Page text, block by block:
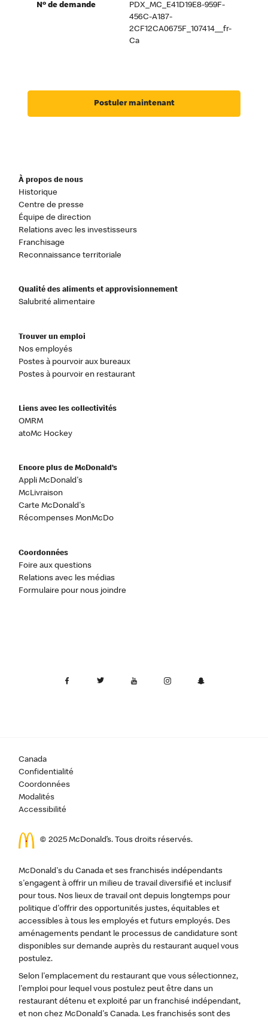
Nº de demande
PDX_MC_E41D19E8-959F-
456C-A187-
2CF12CA0675F_107414__fr-
Ca
Postuler maintenant
À propos de nous
Historique
Centre de presse
Équipe de direction
Relations avec les investisseurs
Franchisage
Reconnaissance territoriale
Qualité des aliments et approvisionnement
Salubrité alimentaire
Trouver un emploi
Nos employés
Postes à pourvoir aux bureaux
Postes à pourvoir en restaurant
Liens avec les collectivités
OMRM
atoMc Hockey
Encore plus de McDonald’s
Appli McDonald's
McLivraison
Carte McDonald's
Récompenses MonMcDo
Coordonnées
Foire aux questions
Relations avec les médias
Formulaire pour nous joindre
Canada
Confidentialité
Coordonnées
Modalités
Accessibilité
© 2025 McDonald’s. Tous droits réservés.
McDonald's du Canada et ses franchisés indépendants
s'engagent à offrir un milieu de travail diversifié et inclusif
pour tous. Nos lieux de travail ont depuis longtemps pour
politique d'offrir des opportunités justes, équitables et
accessibles à tous les employés et futurs employés. Des
aménagements pendant le processus de candidature sont
disponibles sur demande auprès du restaurant auquel vous
postulez.
Selon l'emplacement du restaurant que vous sélectionnez,
l'emploi pour lequel vous postulez peut être dans un
restaurant détenu et exploité par un franchisé indépendant,
et non chez McDonald's Canada. Les franchisés sont des